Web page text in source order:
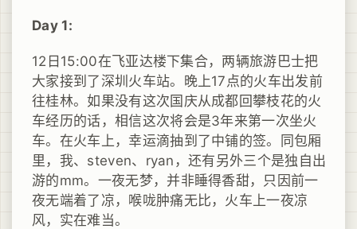
Day 1:
12日15:00在飞亚达楼下集合，两辆旅游巴士把
大家接到了深圳火车站。晚上17点的火车出发前
往桂林。如果没有这次国庆从成都回攀枝花的火
车经历的话，相信这次将会是3年来第一次坐火
车。在火车上，幸运滴抽到了中铺的签。同包厢
里，我、steven、ryan，还有另外三个是独自出
游的mm。一夜无梦，并非睡得香甜，只因前一
夜无端着了凉，喉咙肿痛无比，火车上一夜凉
风，实在难当。